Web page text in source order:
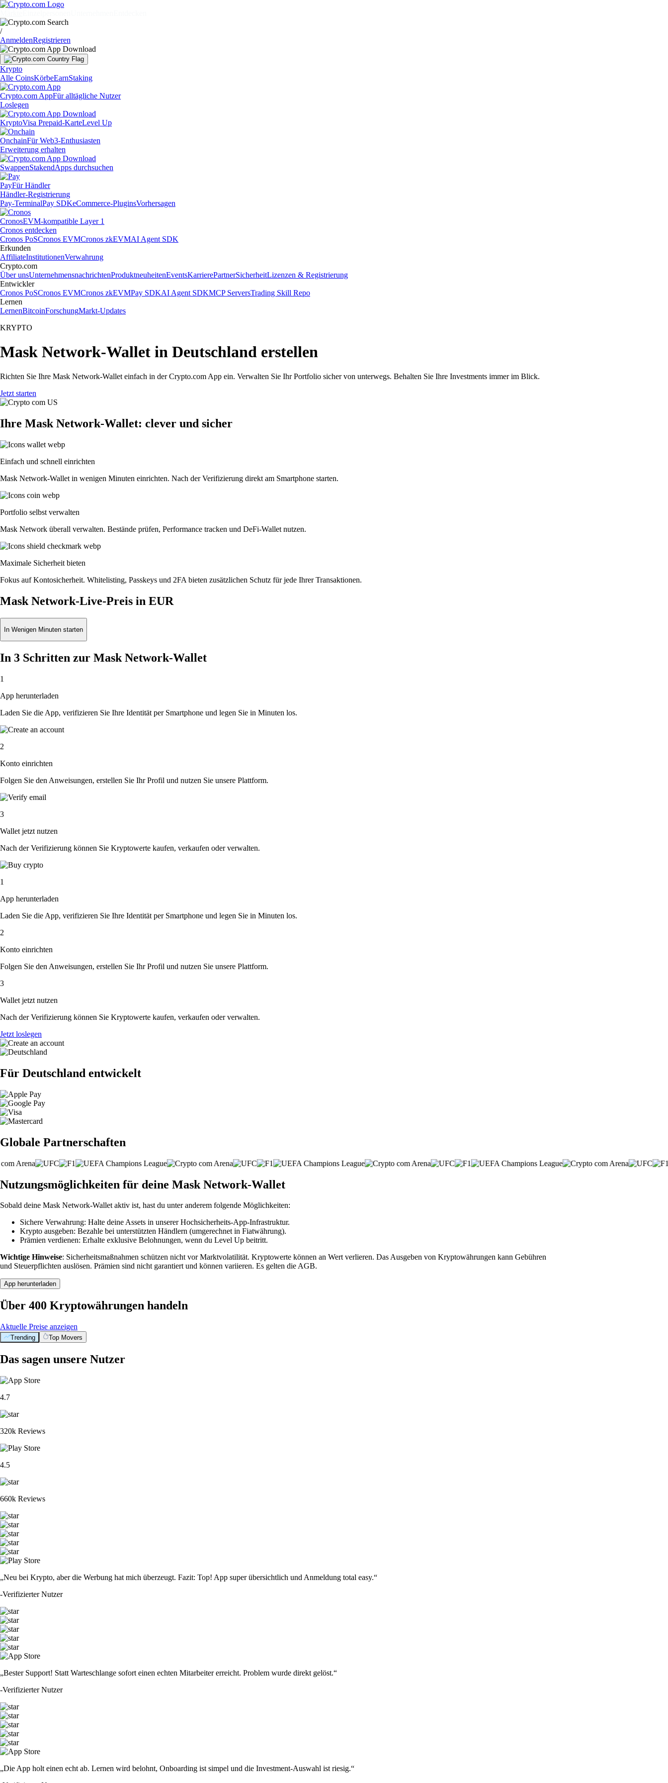
/
AnmeldenRegistrieren
Krypto
Alle CoinsKörbeEarnStaking
Crypto.com AppFür alltägliche Nutzer
Loslegen
KryptoVisa Prepaid-KarteLevel Up
OnchainFür Web3-Enthusiasten
Erweiterung erhalten
SwappenStakendApps durchsuchen
PayFür Händler
Händler-Registrierung
Pay-TerminalPay SDKeCommerce-PluginsVorhersagen
CronosEVM-kompatible Layer 1
Cronos entdecken
Cronos PoSCronos EVMCronos zkEVMAI Agent SDK
Erkunden
AffiliateInstitutionenVerwahrung
Crypto.com
Über unsUnternehmensnachrichtenProduktneuheitenEventsKarrierePartnerSicherheitLizenzen & Registrierung
Entwickler
Cronos PoSCronos EVMCronos zkEVMPay SDKAI Agent SDKMCP ServersTrading Skill Repo
Lernen
LernenBitcoinForschungMarkt-Updates
KRYPTO
Mask Network-Wallet in Deutschland erstellen
Richten Sie Ihre Mask Network-Wallet einfach in der Crypto.com App ein. Verwalten Sie Ihr Portfolio sicher von unterwegs. Behalten Sie Ihre Investments immer im Blick.
Jetzt starten
Ihre Mask Network-Wallet: clever und sicher
Einfach und schnell einrichten
Mask Network-Wallet in wenigen Minuten einrichten. Nach der Verifizierung direkt am Smartphone starten.
Portfolio selbst verwalten
Mask Network überall verwalten. Bestände prüfen, Performance tracken und DeFi-Wallet nutzen.
Maximale Sicherheit bieten
Fokus auf Kontosicherheit. Whitelisting, Passkeys und 2FA bieten zusätzlichen Schutz für jede Ihrer Transaktionen.
Mask Network-Live-Preis in EUR
In Wenigen Minuten starten
In 3 Schritten zur Mask Network-Wallet
1
App herunterladen
Laden Sie die App, verifizieren Sie Ihre Identität per Smartphone und legen Sie in Minuten los.
2
Konto einrichten
Folgen Sie den Anweisungen, erstellen Sie Ihr Profil und nutzen Sie unsere Plattform.
3
Wallet jetzt nutzen
Nach der Verifizierung können Sie Kryptowerte kaufen, verkaufen oder verwalten.
1
App herunterladen
Laden Sie die App, verifizieren Sie Ihre Identität per Smartphone und legen Sie in Minuten los.
2
Konto einrichten
Folgen Sie den Anweisungen, erstellen Sie Ihr Profil und nutzen Sie unsere Plattform.
3
Wallet jetzt nutzen
Nach der Verifizierung können Sie Kryptowerte kaufen, verkaufen oder verwalten.
Jetzt loslegen
Für Deutschland entwickelt
Globale Partnerschaften
Nutzungsmöglichkeiten für deine Mask Network-Wallet
Sobald deine Mask Network-Wallet aktiv ist, hast du unter anderem folgende Möglichkeiten:
Sichere Verwahrung: Halte deine Assets in unserer Hochsicherheits-App-Infrastruktur.
Krypto ausgeben: Bezahle bei unterstützten Händlern (umgerechnet in Fiatwährung).
Prämien verdienen: Erhalte exklusive Belohnungen, wenn du Level Up beitritt.
Wichtige Hinweise: Sicherheitsmaßnahmen schützen nicht vor Marktvolatilität. Kryptowerte können an Wert verlieren. Das Ausgeben von Kryptowährungen kann Gebühren
und Steuerpflichten auslösen. Prämien sind nicht garantiert und können variieren. Es gelten die AGB.
App herunterladen
Über 400 Kryptowährungen handeln
Aktuelle Preise anzeigen
Trending Top Movers
Das sagen unsere Nutzer
4.7
320k Reviews
4.5
660k Reviews
„Neu bei Krypto, aber die Werbung hat mich überzeugt. Fazit: Top! App super übersichtlich und Anmeldung total easy.“
-Verifizierter Nutzer
„Bester Support! Statt Warteschlange sofort einen echten Mitarbeiter erreicht. Problem wurde direkt gelöst.“
-Verifizierter Nutzer
„Die App holt einen echt ab. Lernen wird belohnt, Onboarding ist simpel und die Investment-Auswahl ist riesig.“